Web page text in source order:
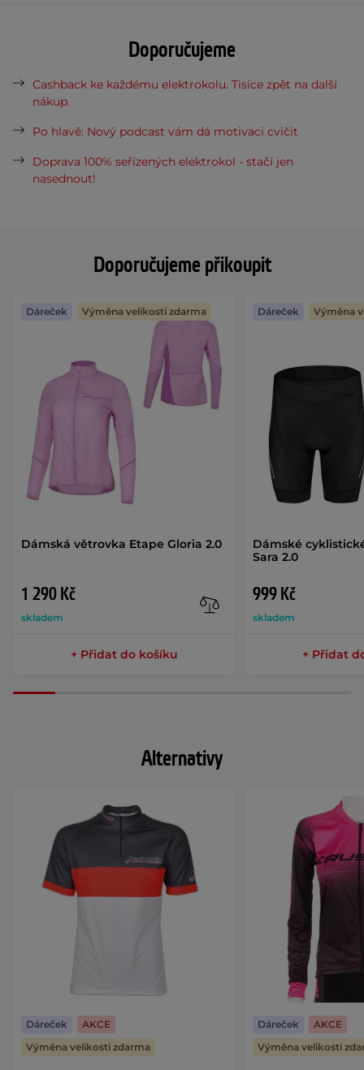
Doporučujeme přikoupit
Dámská větrovka Etape Gloria 2.0
1 290 Kč
skladem
Dáreček Výměna velikosti zdarma
+ Přidat do košíku
Dámské
Sara 2.0
999 Kč
skladem
Dáreček Výměna
+ Přidat
Doporučujeme
Cashback ke každému elektrokolu. Tisíce zpět na další
nákup.
Po hlavě: Nový podcast vám dá motivaci cvičit
Doprava 100% seřízených elektrokol - stačí jen
nasednout!
Alternativy
Dáreček
AKCE
Výměna velikosti zdarma
Dáreček
AKCE
Výměna velikosti